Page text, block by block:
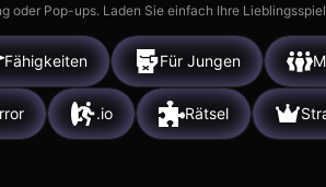
oder Pop-ups. Laden Sie einfach Ihre
Fähigkeiten Für Jungen
.io Rätsel